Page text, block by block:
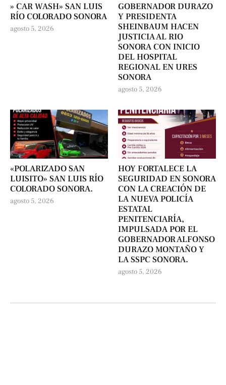
» CAR WASH» SAN LUIS
RÍO COLORADO SONORA
agosto 5, 2026
GOBERNADOR DURAZO
Y PRESIDENTA
SHEINBAUM HACEN
JUSTICIA AL RIO
SONORA CON INICIO
DEL HOSPITAL
REGIONAL EN URES
SONORA
agosto 5, 2026
«POLARIZADO SAN
LUISITO» SAN LUIS RÍO
COLORADO SONORA.
agosto 5, 2026
HOY FORTALECE LA
SEGURIDAD EN SONORA
CON LA CREACIÓN DE
LA NUEVA POLICÍA
ESTATAL
PENITENCIARÍA,
IMPULSADA POR EL
GOBERNADOR ALFONSO
DURAZO MONTAÑO Y
LA SSPC SONORA.
agosto 5, 2026